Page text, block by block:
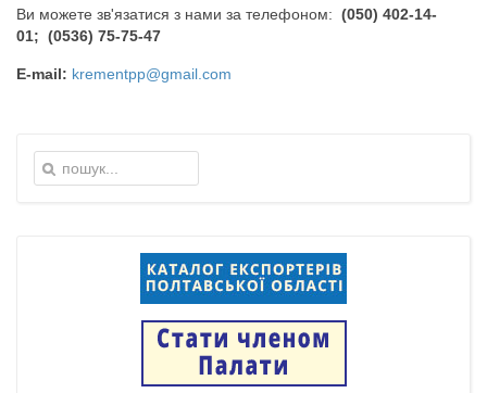
Ви можете зв'язатися з нами за телефоном: (050) 402-14-
01; (0536) 75-75-47
E-mail: krementpp@gmail.com